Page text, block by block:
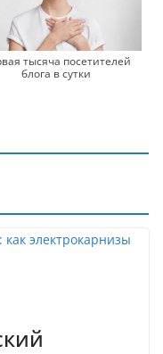
тысяча посетителей
блога в сутки